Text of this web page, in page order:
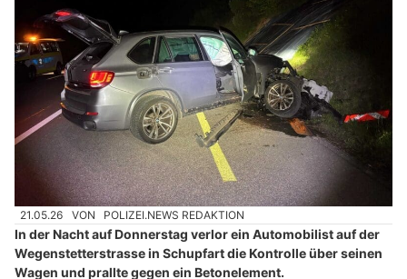
21.05.26 VON POLIZEI.NEWS REDAKTION
In der Nacht auf Donnerstag verlor ein Automobilist auf der
Wegenstetterstrasse in Schupfart die Kontrolle über seinen
Wagen und prallte gegen ein Betonelement.